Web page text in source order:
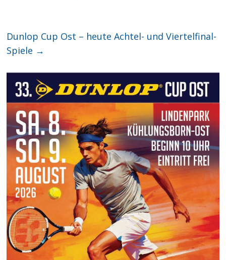
Dunlop Cup Ost – heute Achtel- und Viertelfinal-
Spiele →